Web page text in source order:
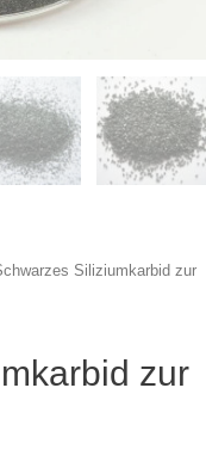
Siliziumkarbid zur
zur